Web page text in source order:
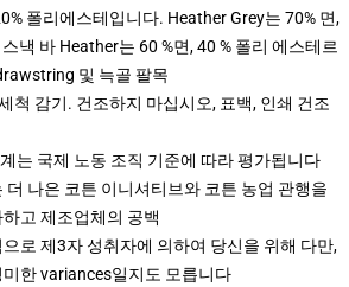
폴리에스테입니다. Heather Grey는 70% 면,
낵 바 Heather는 60 %면, 40 % 폴리 에스테르
및 늑골 팔목
척 감기. 건조하지 마십시오, 표백, 인쇄 건조
는 국제 노동 조직 기준에 따라 평가됩니다
더 나은 코튼 이니셔티브와 코튼 농업 관행을
고 제조업체의 공백
로 제3자 성취자에 의하여 당신을 위해 다만,
한 variances일지도 모릅니다